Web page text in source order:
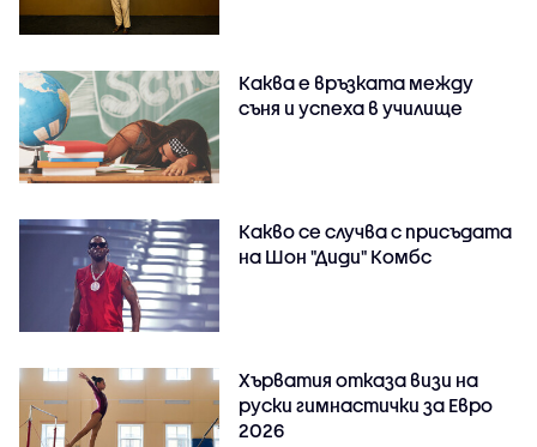
Каква е връзката между
съня и успеха в училище
Какво се случва с присъдата
на Шон "Диди" Комбс
Хърватия отказа визи на
руски гимнастички за Евро
2026